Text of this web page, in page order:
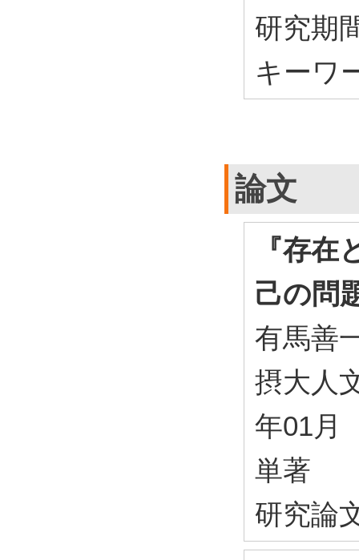
研究期
キーワ
論文
『存
己の問
有馬善
摂大人
年01月
単著
研究論